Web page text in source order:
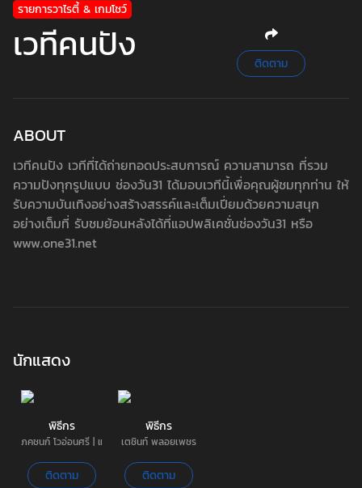
รายการวาไรตี้ & เกมโชว์
เวทีคนปัง ติดตาม
ABOUT
เวทีคนปัง เวทีที่ได้ถ่ายทอดประสบการณ์ ความสามารถ ที่รวม
ความปังทุกรูปแบบ ช่องวัน31 ได้มอบเวทีนี้เพื่อคุณผู้ชมทุกท่าน ให้
รับความบันเทิงอย่างสร้างสรรค์และเต็มเปี่ยมด้วยความสนุก
อย่างเต็มที่ รับชมย้อนหลังได้ที่แอปพลิเคชั่นช่องวัน31 หรือ
www.one31.net
นักแสดง
พิธีกร
ภคชนก์ โวอ่อนศรี | แฟรงค์
ติดตาม
พิธีกร
เตชินท์ พลอยเพชร
ติดตาม